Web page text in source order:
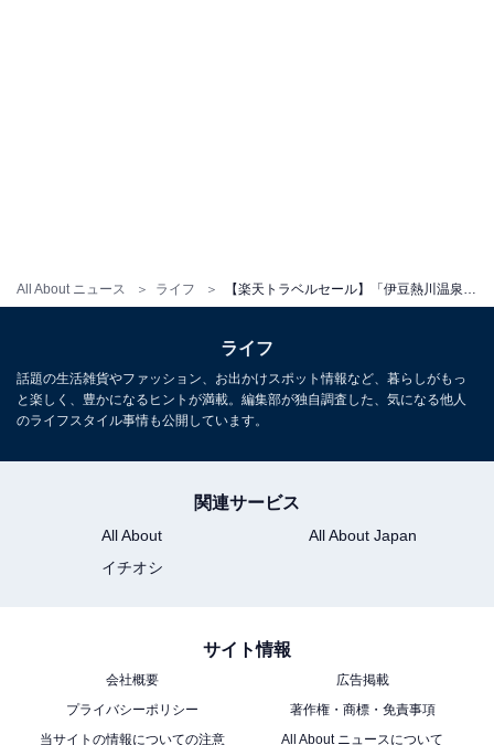
All About ニュース ライフ
ライフ
話題の生活雑貨やファッション、お出かけスポット情報など、暮らしがもっ
と楽しく、豊かになるヒントが満載。編集部が独自調査した、気になる他人
のライフスタイル事情も公開しています。
関連サービス
All About
All About Japan
イチオシ
サイト情報
会社概要
広告掲載
プライバシーポリシー
著作権・商標・免責事項
当サイトの情報についての注意
All About ニュースについて